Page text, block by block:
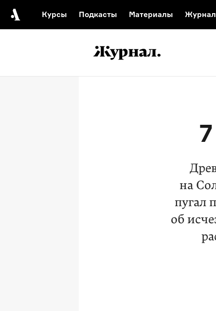
Курсы Подкасты Материалы Журнал
Видеоистория
на
пугал
об